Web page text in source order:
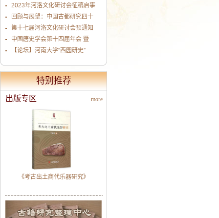
2023年河洛文化研讨会征稿启事
回顾与展望：中国古都研究四十
第十七届河洛文化研讨会预通知
中国唐史学会第十四届年会 暨
【论坛】河南大学“西园研史”
特别推荐
more
出版专区
《考古出土商代乐器研究》